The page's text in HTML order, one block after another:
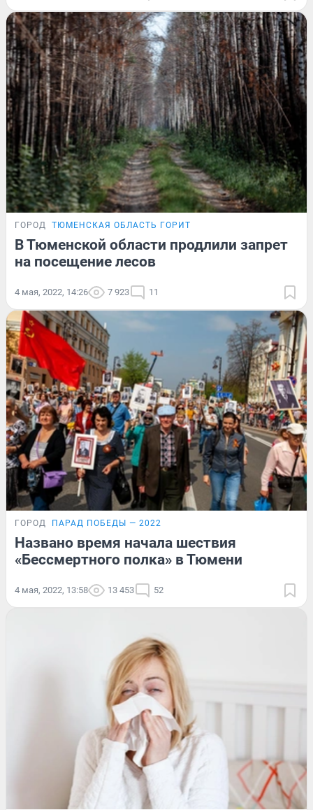
ГОРОД ТЮМЕНСКАЯ ОБЛАСТЬ ГОРИТ
В Тюменской области продлили запрет
на посещение лесов
4 мая, 2022, 14:26 7 923 11
ГОРОД ПАРАД ПОБЕДЫ — 2022
Названо время начала шествия
«Бессмертного полка» в Тюмени
4 мая, 2022, 13:58 13 453 52